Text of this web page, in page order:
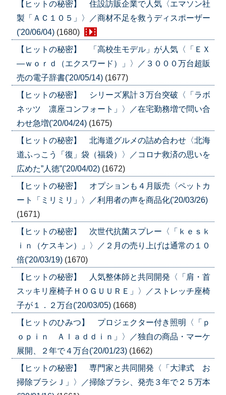
【ヒットの秘密】 住設訪販企業で人気〈エマソン社
製「ＡＣ１０５」〉／商材不足を救うディスポーザー
('20/06/04) (1680)
【ヒットの秘密】 「高校生モデル」が人気〈「ＥＸ
―ｗｏｒｄ（エクスワード）」〉／３０００万台超販
売の電子辞書('20/05/14) (1677)
【ヒットの秘密】 シリーズ累計３万台突破〈「ラボ
ネッツ 凛座コンフォート」〉／在宅勤務増で問い合
わせ急増('20/04/24) (1675)
【ヒットの秘密】 北海道グルメの詰め合わせ〈北海
道ふっこう「復」袋（福袋）〉／コロナ救済の思いを
広めた”人徳”('20/04/02) (1672)
【ヒットの秘密】 オプションも４月販売〈ペットカ
ート「ミリミリ」〉／利用者の声を商品化('20/03/26)
(1671)
【ヒットの秘密】 次世代抗菌スプレー〈「ｋｅｓｋ
ｉｎ（ケスキン）」〉／２月の売り上げは通常の１０
倍('20/03/19) (1670)
【ヒットの秘密】 人気整体師と共同開発〈「肩・首
スッキリ座椅子ＨＯＧＵＵＲＥ」〉／ストレッチ座椅
子が１．２万台('20/03/05) (1668)
【ヒットのひみつ】 プロジェクター付き照明〈「ｐ
ｏｐｉｎ Ａｌａｄｄｉｎ」〉／独自の商品・マーケ
展開、２年で４万台('20/01/23) (1662)
【ヒットの秘密】 専門家と共同開発〈「大津式 お
掃除ブラシＪ」〉／掃除ブラシ、発売３年で２５万本